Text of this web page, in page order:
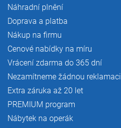
Náhradní plnění
Doprava a platba
Nákup na firmu
Cenové nabídky na míru
Vrácení zdarma do 365 dní
Nezamítneme žádnou reklamaci
Extra záruka až 20 let
PREMIUM program
Nábytek na operák